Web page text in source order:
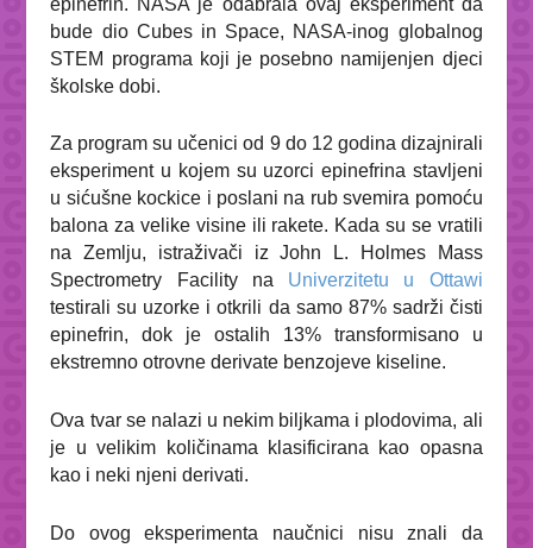
bude dio Cubes in Space, NASA-inog globalnog
STEM programa koji je posebno namijenjen djeci
školske dobi.
Za program su učenici od 9 do 12 godina dizajnirali
eksperiment u kojem su uzorci epinefrina stavljeni
u sićušne kockice i poslani na rub svemira pomoću
balona za velike visine ili rakete. Kada su se vratili
na Zemlju, istraživači iz John L. Holmes Mass
Spectrometry Facility na Univerzitetu u Ottawi
testirali su uzorke i otkrili da samo 87% sadrži čisti
epinefrin, dok je ostalih 13%
transformisano u
ekstremno otrovne derivate benzojeve kiseline.
Ova tvar se nalazi u nekim biljkama i plodovima, ali
je u velikim količinama klasificirana kao opasna
kao i neki njeni derivati.
Do ovog eksperimenta naučnici nisu znali da